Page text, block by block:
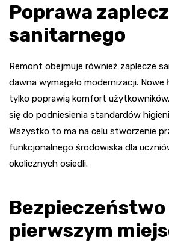
Poprawa
sanitarnego
Remont obejmuje również zaplecze
dawna wymagało modernizacji. Nowe
tylko poprawią komfort
się do podniesienia standardów
Wszystko to ma na celu stworzenie
funkcjonalnego środowiska dla
okolicznych osiedli.
Bezpieczeństwo
pierwszym